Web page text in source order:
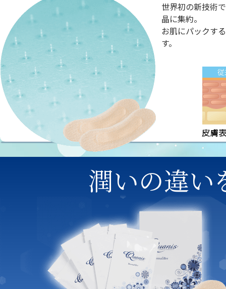
世界初の新技術
晶に集約。
お肌にパックす
す。
潤いの違い